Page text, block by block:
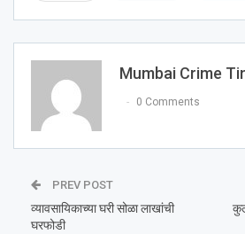
Mumbai Crime
0 Comments
PREV POST
व्यावसायिकाच्या घरी सोळा लाखांची
घरफोडी